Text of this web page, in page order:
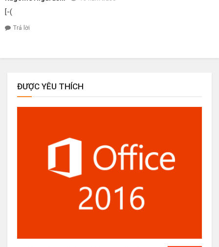
[-(
Trả lời
ĐƯỢC YÊU THÍCH